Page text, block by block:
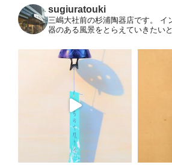
ジ
送
sugiuratouki
三嶋大社前の杉浦陶器店です。
イ
器のある風景をとらえていきたいと